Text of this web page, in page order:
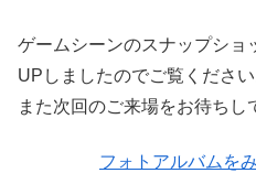
ゲームシーンのスナップショ
UPしましたのでご覧ください
また次回のご来場をお待ちし
フォトアルバムを